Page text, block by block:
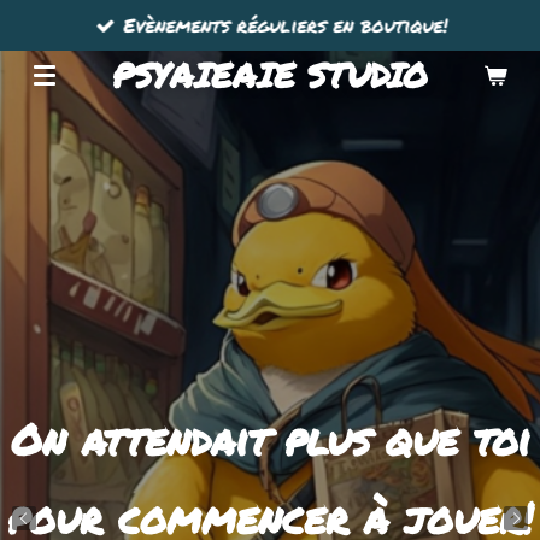
au
contenu
principal
PSYAIEAIE STUDIO
Evènements réguliers en boutique!
On attendait plus que toi
pour commencer à jouer!